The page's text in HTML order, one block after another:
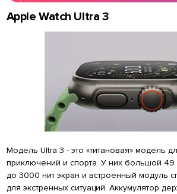
Apple Watch Ultra 3
Модель Ultra 3 - это «титановая» модель
приключений и спорта. У них большой 49
до 3000 нит экран и встроенный модуль
для экстренных ситуаций. Аккумулятор